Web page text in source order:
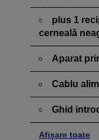
plus 1
cerneală
Aparat
Cablu
Ghid
Afișare toate